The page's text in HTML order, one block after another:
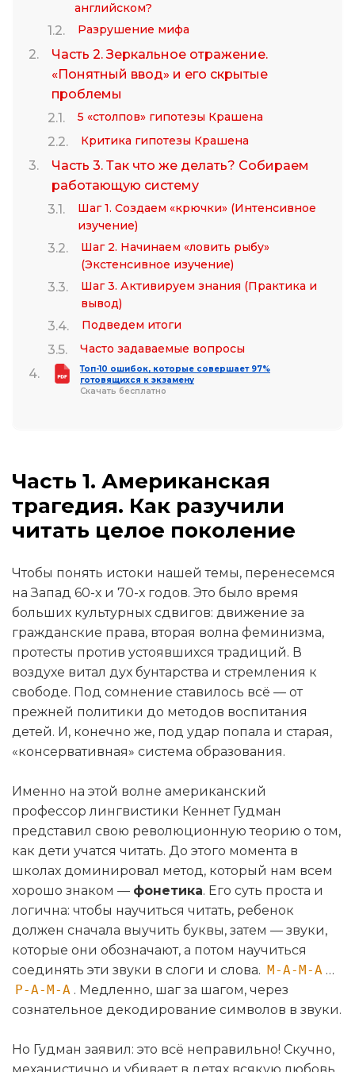
английском?
Разрушение мифа
Часть 2. Зеркальное отражение.
«Понятный ввод» и его скрытые
проблемы
5 «столпов» гипотезы Крашена
Критика гипотезы Крашена
Часть 3. Так что же делать? Собираем
работающую систему
Шаг 1. Создаем «крючки» (Интенсивное
изучение)
Шаг 2. Начинаем «ловить рыбу»
(Экстенсивное изучение)
Шаг 3. Активируем знания (Практика и
вывод)
Подведем итоги
Часто задаваемые вопросы
Топ-10 ошибок, которые совершает 97%
готовящихся к экзамену
Скачать бесплатно
Часть 1. Американская
трагедия. Как разучили
читать целое поколение
Чтобы понять истоки нашей темы, перенесемся
на Запад 60-х и 70-х годов. Это было время
больших культурных сдвигов: движение за
гражданские права, вторая волна феминизма,
протесты против устоявшихся традиций. В
воздухе витал дух бунтарства и стремления к
свободе. Под сомнение ставилось всё — от
прежней политики до методов воспитания
детей. И, конечно же, под удар попала и старая,
«консервативная» система образования.
Именно на этой волне американский
профессор лингвистики Кеннет Гудман
представил свою революционную теорию о том,
как дети учатся читать. До этого момента в
школах доминировал метод, который нам всем
хорошо знаком — фонетика. Его суть проста и
логична: чтобы научиться читать, ребенок
должен сначала выучить буквы, затем — звуки,
которые они обозначают, а потом научиться
соединять эти звуки в слоги и слова. М-А-М-А …
Р-А-М-А . Медленно, шаг за шагом, через
сознательное декодирование символов в звуки.
Но Гудман заявил: это всё неправильно! Скучно,